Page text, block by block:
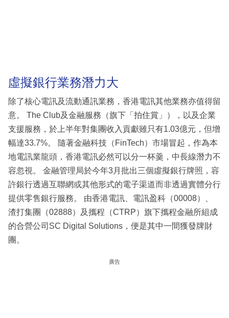
虛擬銀行業務潛力大
除了核心電訊及流動通訊業務，香港電訊其他業務亦值得留
意。 The Club及金融服務（旗下「拍住賞」），以及企業
支援服務，於上半年對集團收入貢獻雖只有1.03億元，但增
幅達33.7%。 隨著金融科技（FinTech）市場冒起，作為本
地電訊業龍頭，香港電訊必然可以分一杯羹，中長線潛力不
容忽視。 金融管理局於今年3月批出三個虛擬銀行牌照，容
許銀行透過互聯網或其他形式的電子渠道而非透過實體分行
提供零售銀行服務。 由香港電訊、電訊盈科（00008）、
渣打集團（02888）及攜程（CTRP）旗下攜程金融所組成
的合營公司SC Digital Solutions，便是其中一間獲發牌財
團。
廣告